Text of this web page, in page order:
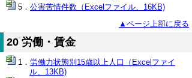
公害苦情件数（Excelファイル、16KB)
▲ページ上部に戻る
20 労働・賃金
労働力状態別15歳以上人口（Excelファイ
ル、13KB)